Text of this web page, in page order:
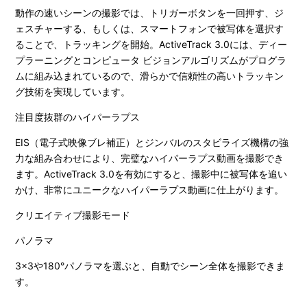
動作の速いシーンの撮影では、トリガーボタンを一回押す、ジ
ェスチャーする、もしくは、スマートフォンで被写体を選択す
ることで、トラッキングを開始。ActiveTrack 3.0には、ディー
プラーニングとコンピュータ ビジョンアルゴリズムがプログラ
ムに組み込まれているので、滑らかで信頼性の高いトラッキン
グ技術を実現しています。
注目度抜群のハイパーラプス
EIS（電子式映像ブレ補正）とジンバルのスタビライズ機構の強
力な組み合わせにより、完璧なハイパーラプス動画を撮影でき
ます。ActiveTrack 3.0を有効にすると、撮影中に被写体を追い
かけ、非常にユニークなハイパーラプス動画に仕上がります。
クリエイティブ撮影モード
パノラマ
3×3や180°パノラマを選ぶと、自動でシーン全体を撮影できま
す。